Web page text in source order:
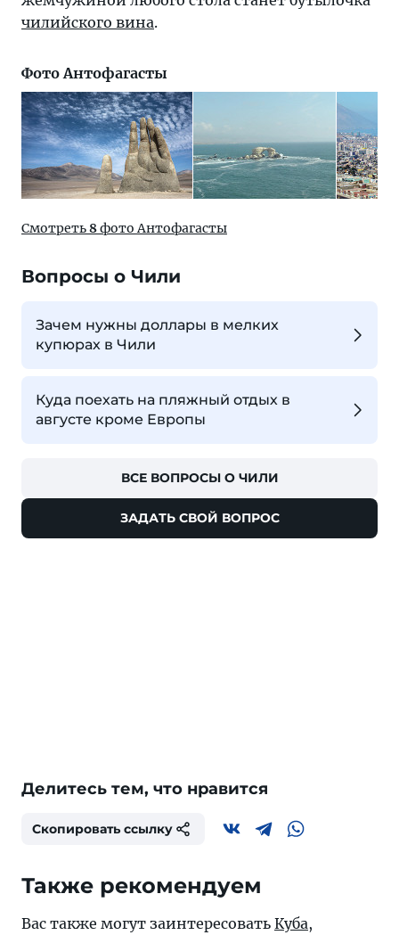
чилийского вина.
Фото Антофагасты
Смотреть8фото Антофагасты
Вопросы о Чили
Зачем нужны доллары в мелких
купюрах в Чили
Куда поехать на пляжный отдых в
августе кроме Европы
ВСЕ ВОПРОСЫ О ЧИЛИ
ЗАДАТЬ СВОЙ ВОПРОС
Делитесь тем, что нравится
Скопировать ссылку
Также рекомендуем
Вас также могут заинтересовать Куба,